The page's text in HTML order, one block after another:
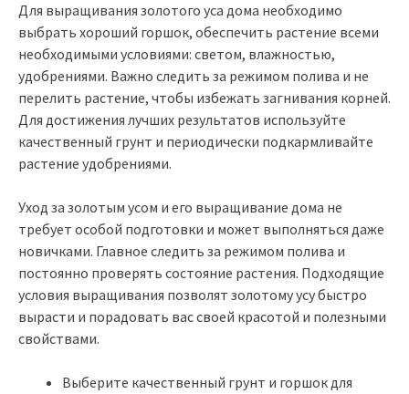
Для выращивания золотого уса дома необходимо
выбрать хороший горшок, обеспечить растение всеми
необходимыми условиями: светом, влажностью,
удобрениями. Важно следить за режимом полива и не
перелить растение, чтобы избежать загнивания корней.
Для достижения лучших результатов используйте
качественный грунт и периодически подкармливайте
растение удобрениями.
Уход за золотым усом и его выращивание дома не
требует особой подготовки и может выполняться даже
новичками. Главное следить за режимом полива и
постоянно проверять состояние растения. Подходящие
условия выращивания позволят золотому усу быстро
вырасти и порадовать вас своей красотой и полезными
свойствами.
Выберите качественный грунт и горшок для